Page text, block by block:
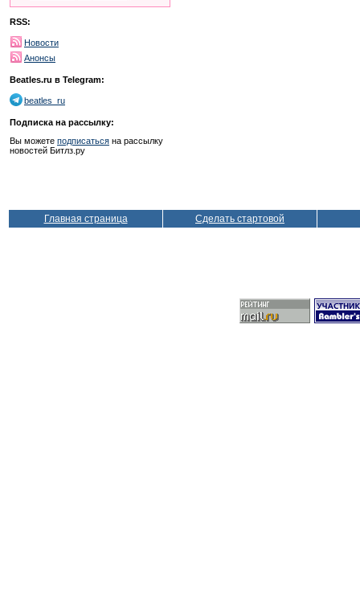
RSS:
Новости
Анонсы
Beatles.ru в Telegram:
beatles_ru
Подписка на рассылку:
Вы можете подписаться на рассылку
новостей Битлз.ру
Главная страница Сделать стартовой